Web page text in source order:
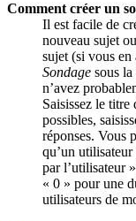
Comment créer un
Il est facile de
nouveau sujet
sujet (si vous en
Sondage sous
n’avez
Saisissez le
possibles,
réponses. Vous
qu’un
par l’utilisateur
« 0 » pour une
utilisateurs de